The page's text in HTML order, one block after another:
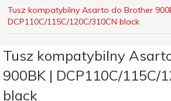
Tusz kompatybilny Asarto do Brother
DCP110C/115C/120C/310CN black
Tusz kompatybilny
900BK | DCP110C/115C/
black